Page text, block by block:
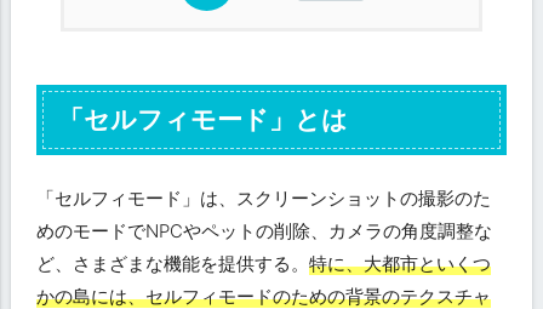
「セルフィモード」とは
「セルフィモード」は、スクリーンショットの撮影のた
めのモードでNPCやペットの削除、カメラの角度調整な
ど、さまざまな機能を提供する。特に、大都市といくつ
かの島には、セルフィモードのための背景のテクスチャ